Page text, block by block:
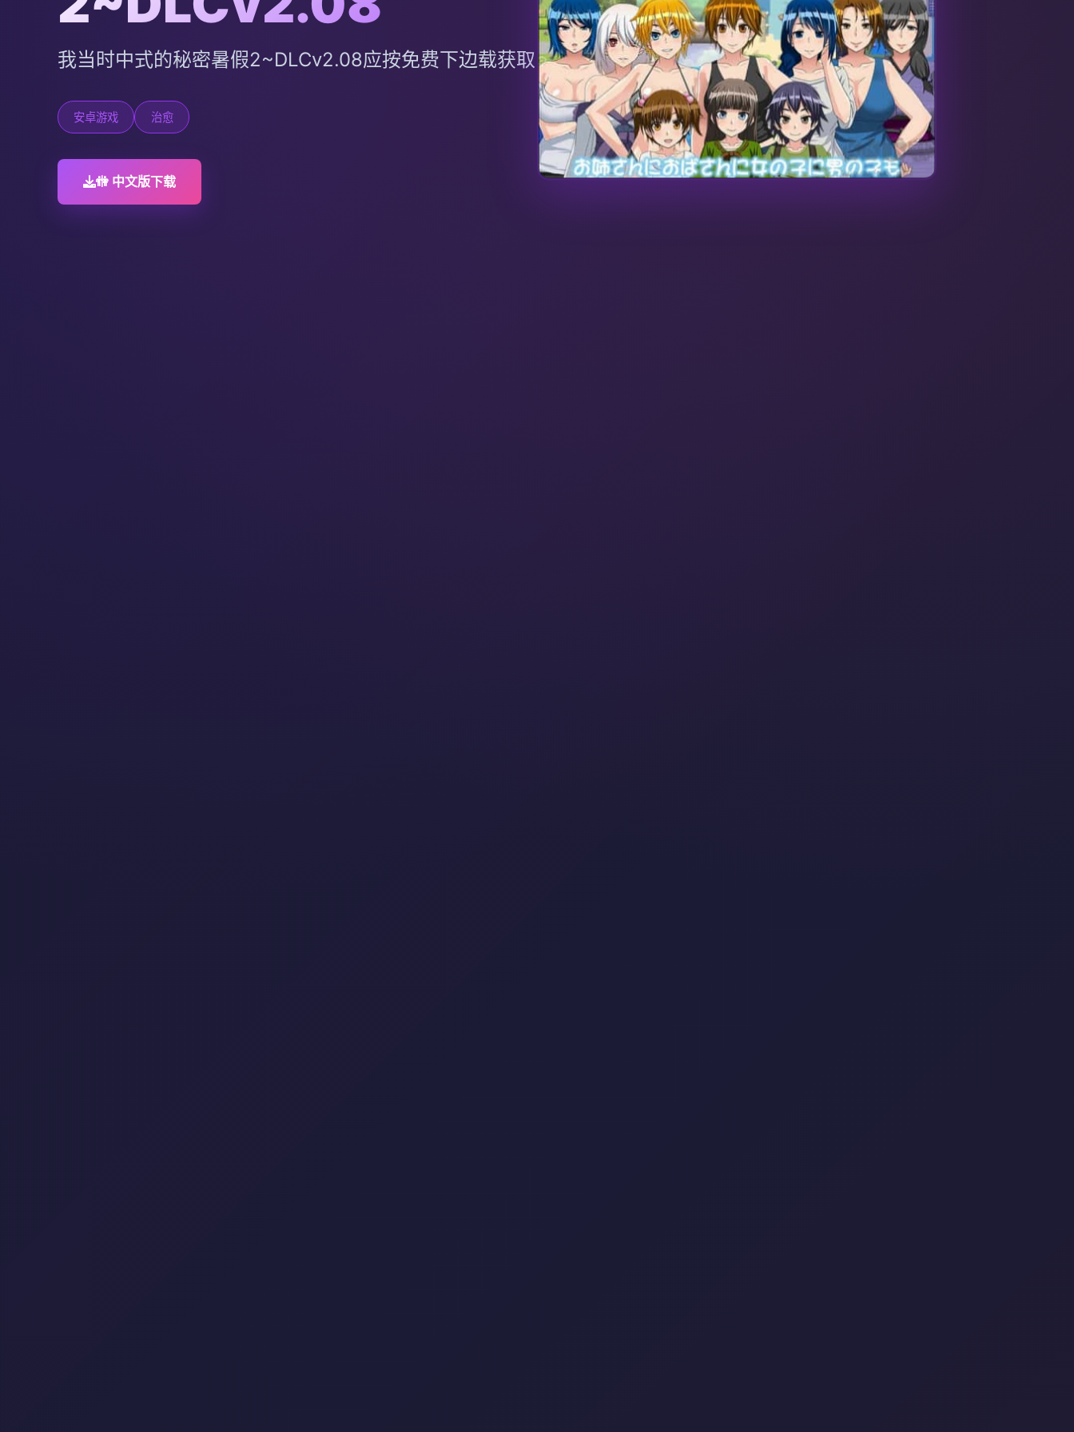
我当时中式的秘密暑假2~DLCv2.08应按免费下边载获取
安卓游戏 治愈
🚻 中文版下载